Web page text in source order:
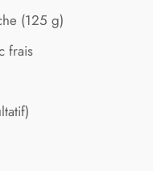
(125 g)
frais